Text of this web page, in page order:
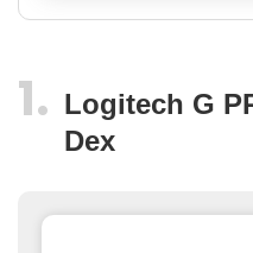
Logitech G
Dex